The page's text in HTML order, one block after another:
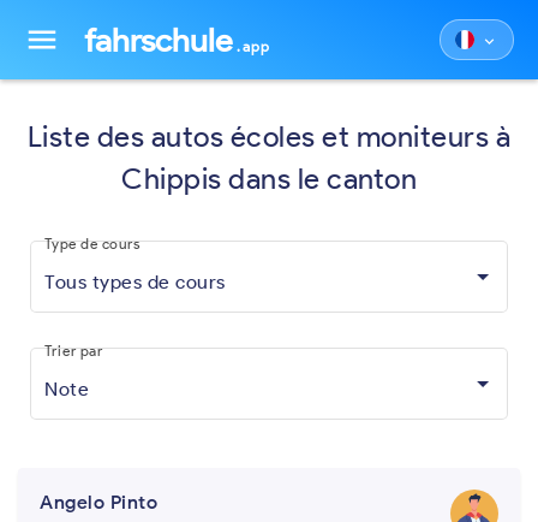
menu fahrschule .app keyboard_arrow_down
Liste des autos écoles et moniteurs à
Chippis dans le canton
Tous types de cours
Type de cours
Note
Trier par
Angelo Pinto